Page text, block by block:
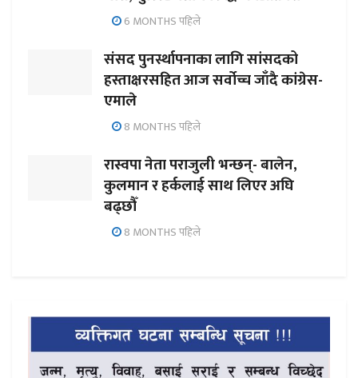
6 MONTHS पहिले
संसद पुनर्स्थापनाका लागि सांसदको
हस्ताक्षरसहित आज सर्वोच्च जाँदै कांग्रेस-
एमाले
8 MONTHS पहिले
रास्वपा नेता पराजुली भन्छन्- बालेन,
कुलमान र हर्कलाई साथ लिएर अघि
बढ्छौँ
8 MONTHS पहिले